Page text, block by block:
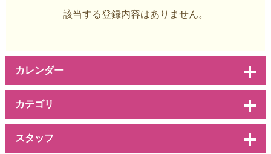
該当する登録内容はありません。
カレンダー
カテゴリ
スタッフ